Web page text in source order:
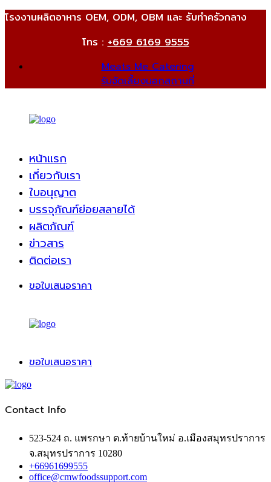
โรงงานผลิตอาหาร OEM, ODM, OBM และ รับทำครัวกลาง
โทร :+669 6169 9555
Meats Me Catering
รับจัดเลี้ยงนอกสถานที่
หน้าแรก
เกี่ยวกับเรา
ใบอนุญาต
บรรจุภัณฑ์ย่อยสลายได้
ผลิตภัณฑ์
ข่าวสาร
ติดต่อเรา
ขอใบเสนอราคา
ขอใบเสนอราคา
Contact Info
523-524 ถ. แพรกษา ต.ท้ายบ้านใหม่ อ.เมืองสมุทรปราการ
จ.สมุทรปราการ 10280
+66961699555
office@cmwfoodssupport.com